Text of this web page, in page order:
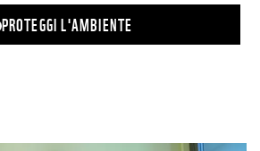
PROTEGGI L'AMBIENTE